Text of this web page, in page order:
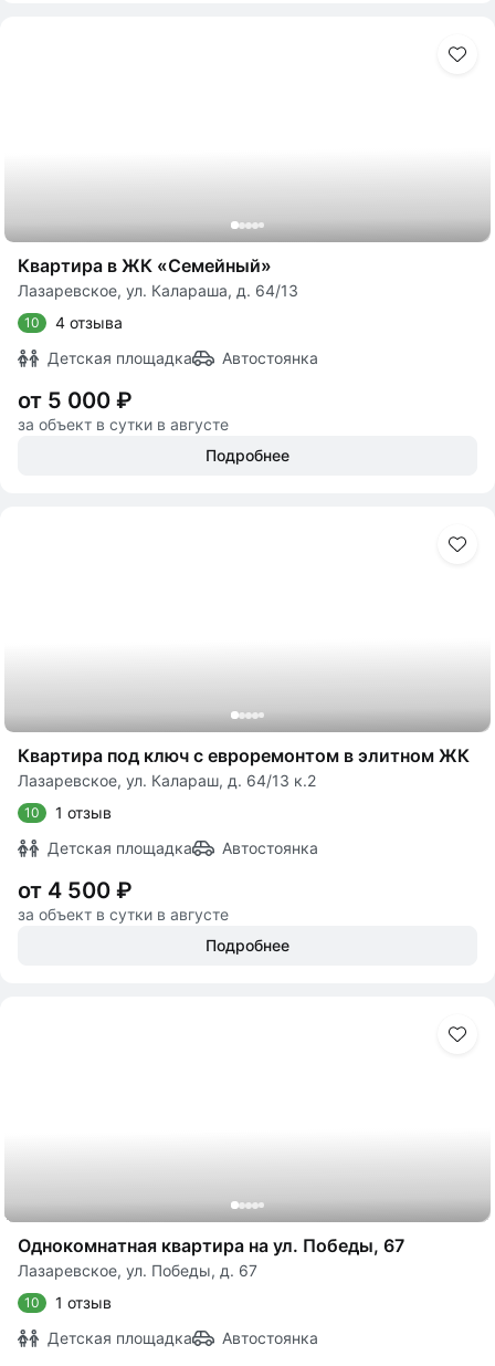
Квартира в ЖК «Семейный»
Лазаревское, ул. Калараша, д. 64/13
10
4 отзыва
Детская площадка
Автостоянка
от 5 000 ₽
за объект в сутки в августе
Подробнее
Квартира под ключ с евроремонтом в элитном ЖК
Лазаревское, ул. Калараш, д. 64/13 к.2
10
1 отзыв
Детская площадка
Автостоянка
от 4 500 ₽
за объект в сутки в августе
Подробнее
Однокомнатная квартира на ул. Победы, 67
Лазаревское, ул. Победы, д. 67
10
1 отзыв
Детская площадка
Автостоянка